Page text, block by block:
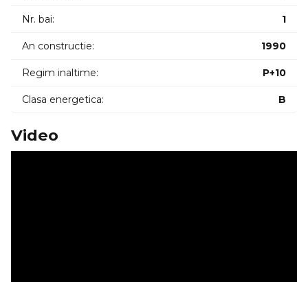
Nr. bai: 1
An constructie: 1990
Regim inaltime: P+10
Clasa energetica: B
Video